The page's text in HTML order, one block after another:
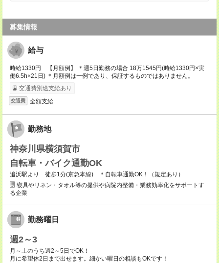
募集情報
給与
時給1330円 【月額例】 ＊週5日勤務の場合 18万1545円(時給1330円×実
働6.5h×21日) ＊月額例は一例であり、保証するものではありません。
交通費別途支給あり
交通費 全額支給
勤務地
神奈川県横須賀市
自転車・バイク通勤OK
追浜駅より 徒歩1分(京急本線) ＊自転車通勤OK！（規定あり）
寝具やリネン・タオル等の提供や病院内整備・業務効率化をサポートす
る企業
勤務曜日
週2～3
月～土のうち週2～5日でOK！
月に希望休2日まで出せます。細かい曜日の相談もOKです！